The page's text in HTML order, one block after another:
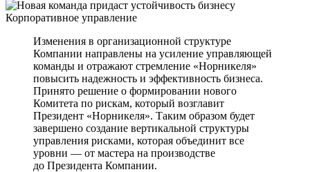
Корпоративное управление
Изменения в организационной структуре
Компании направлены на усиление управляющей
команды и отражают стремление «Норникеля»
повысить надежность и эффективность бизнеса.
Принято решение о формировании нового
Комитета по рискам, который возглавит
Президент «Норникеля». Таким образом будет
завершено создание вертикальной структуры
управления рисками, которая объединит все
уровни — от мастера на производстве
до Президента Компании.